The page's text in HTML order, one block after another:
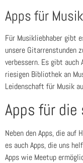
Apps für
Für Musikliebhaber gibt
unsere Gitarrenstunden
verbessern. Es gibt auch
riesigen Bibliothek an
Leidenschaft für Musik
Apps für
Neben den Apps, die auf
es auch Apps, die uns
Apps wie Meetup